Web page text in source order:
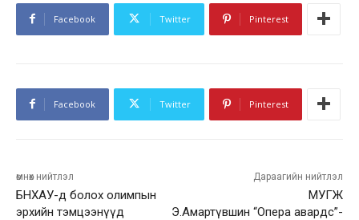
Facebook Twitter Pinterest
Facebook Twitter Pinterest
өмнөх нийтлэл
БНХАУ-д болох олимпын
эрхийн тэмцээнүүд
Дараагийн нийтлэл
МУГЖ
Э.Амартүвшин “Опера авардс”-